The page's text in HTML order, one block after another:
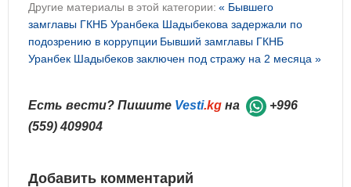
Другие материалы в этой категории: « Бывшего
замглавы ГКНБ Уранбека Шадыбекова задержали по
подозрению в коррупции Бывший замглавы ГКНБ
Уранбек Шадыбеков заключен под стражу на 2 месяца »
Есть вести? Пишите Vesti.kg на
+996
(559) 409904
Добавить комментарий